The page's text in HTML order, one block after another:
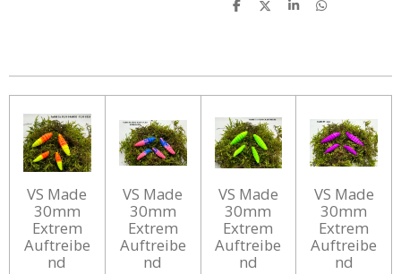
T
n
T
n
T
n
T
n
VS Made
30mm
Extrem
Auftreibe
nd
VS Made
30mm
Extrem
Auftreibe
nd
VS Made
30mm
Extrem
Auftreibe
nd
VS Made
30mm
Extrem
Auftreibe
nd